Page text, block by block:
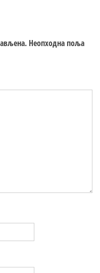
Неопходна поља